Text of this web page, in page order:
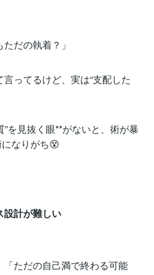
だの執着？」
言ってるけど、実は“支配した
を見抜く眼**がないと、術が暴
なりがち😵
計が難しい
「ただの自己満で終わる可能